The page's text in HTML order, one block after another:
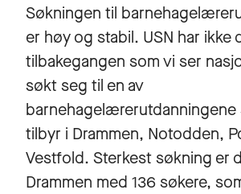
Søkningen til
er høy og stabil. USN har ikke
tilbakegangen som vi ser
søkt seg til en av
barnehagelærerutdanningene
tilbyr i Drammen, Notodden,
Vestfold. Sterkest søkning er
Drammen med 136 søkere,